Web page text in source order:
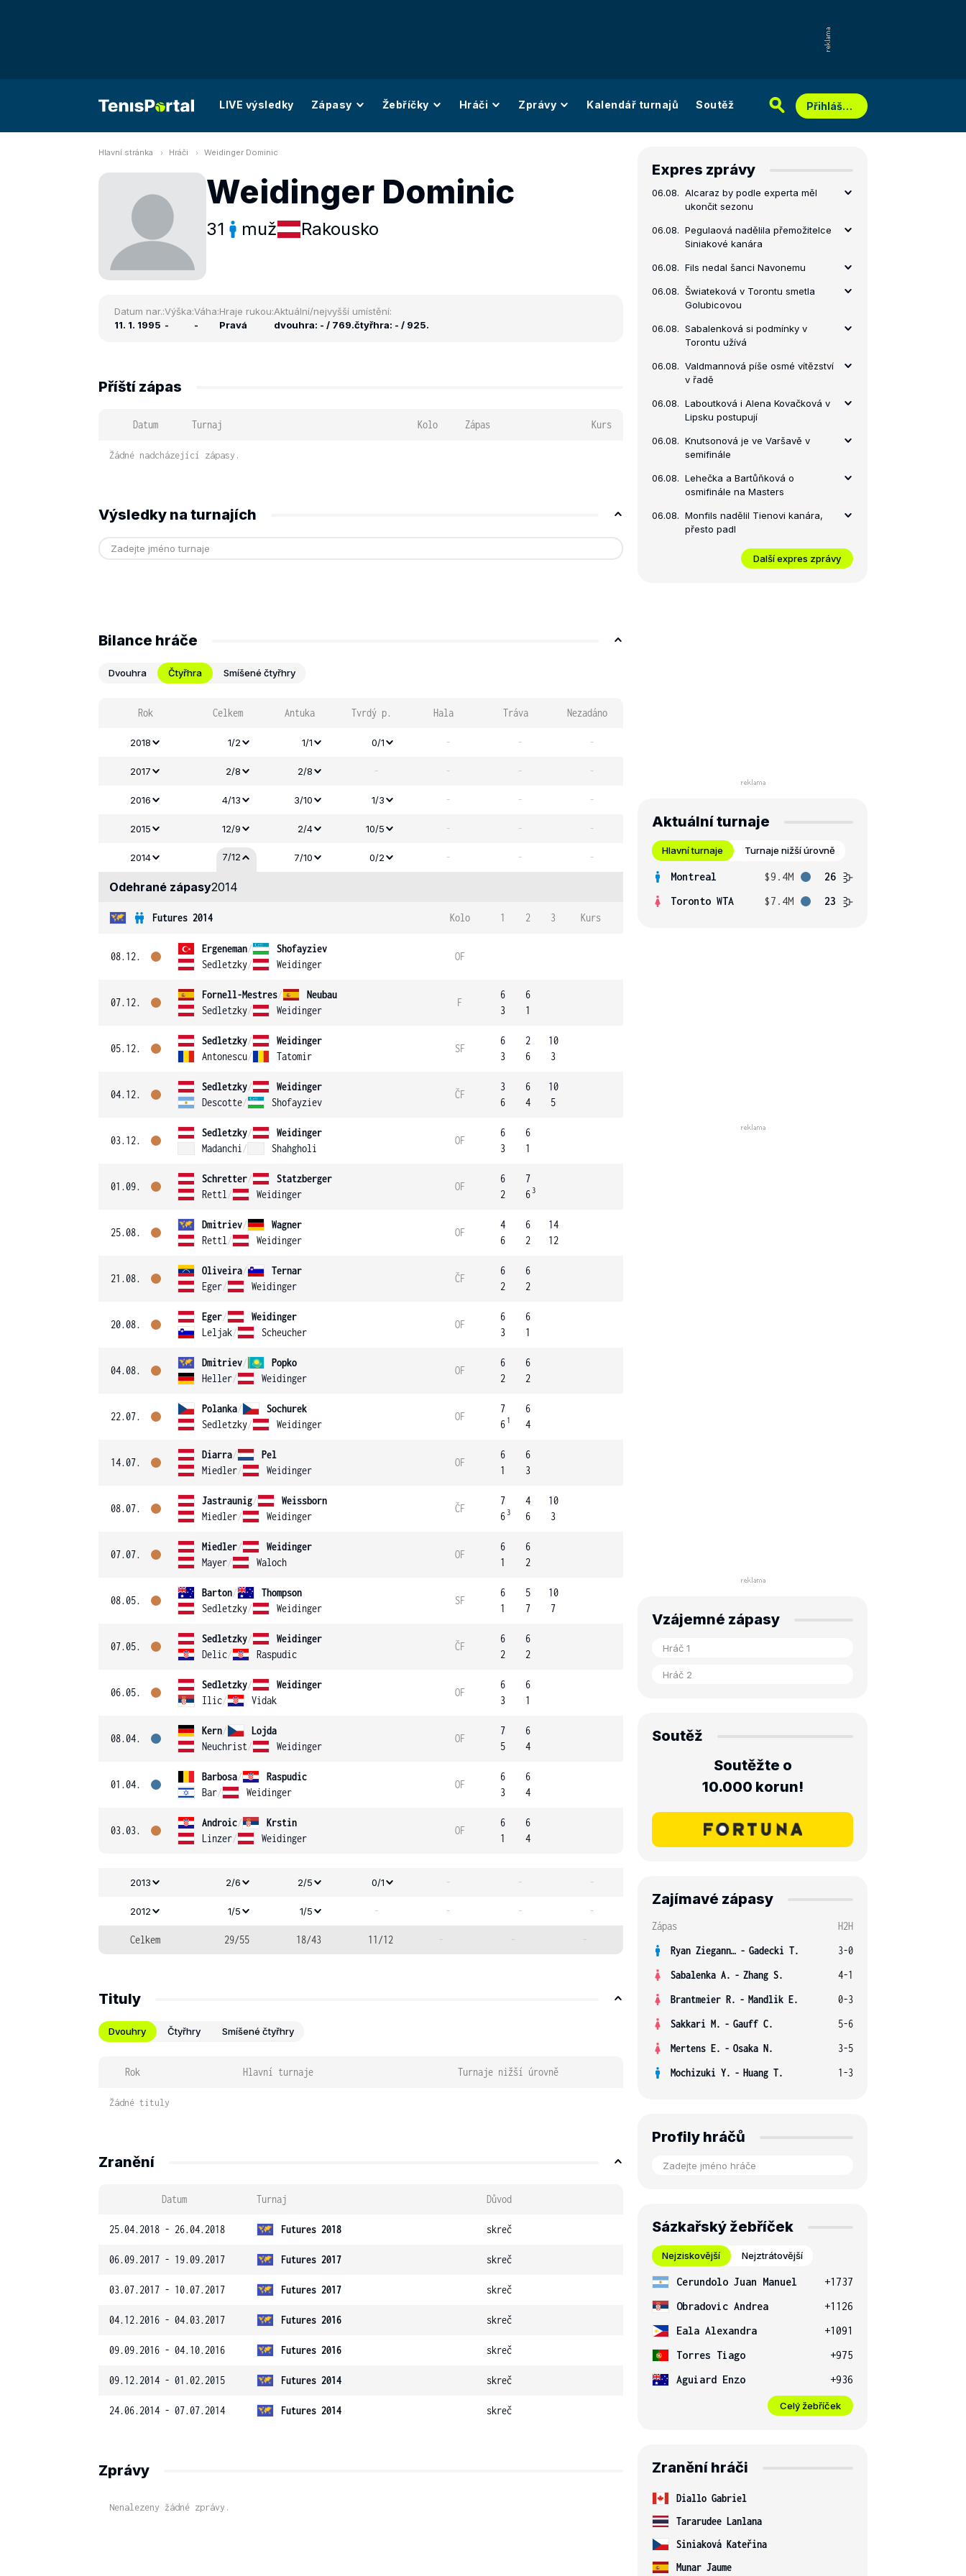
LIVE výsledky Zápasy Žebříčky Hráči Zprávy Kalendář turnajů Soutěž Přihlášení
Hlavní stránka Hráči Weidinger Dominic
Weidinger Dominic
31 muž Rakousko
Datum nar.:
11. 1. 1995
Výška:
-
Váha:
-
Hraje rukou:
Pravá
Aktuální/nejvyšší umístění:
dvouhra: - / 769.čtyřhra: - / 925.
Příští zápas
Datum Turnaj Kolo Zápas Kurs
Žádné nadcházející zápasy.
Výsledky na turnajích
Bilance hráče
Dvouhra Čtyřhra Smíšené čtyřhry
Rok Celkem Antuka Tvrdý p. Hala Tráva Nezadáno
2018 1/2 1/1 0/1 - - -
2017 2/8 2/8 - - - -
2016 4/13 3/10 1/3 - - -
2015 12/9 2/4 10/5 - - -
2014 7/12 7/10 0/2 - - -
Odehrané zápasy2014
Futures 2014 Kolo 1 2 3 Kurs
08.12.
Ergeneman/
Shofayziev
Sedletzky/ Weidinger
OF
07.12.
Fornell-Mestres/
Neubau
Sedletzky/ Weidinger
F
6
3
6
1
05.12.
Sedletzky/
Weidinger
Antonescu/ Tatomir
SF
6
3
2
6
10
3
04.12.
Sedletzky/
Weidinger
Descotte/ Shofayziev
ČF
3
6
6
4
10
5
03.12.
Sedletzky/
Weidinger
Madanchi / Shahgholi
OF
6
3
6
1
01.09.
Schretter/
Statzberger
Rettl / Weidinger
OF
6
2
7
6 3
25.08.
Dmitriev/
Wagner
Rettl / Weidinger
OF
4
6
6
2
14
12
21.08.
Oliveira/
Ternar
Eger/ Weidinger
ČF
6
2
6
2
20.08.
Eger/
Weidinger
Leljak/ Scheucher
OF
6
3
6
1
04.08.
Dmitriev/
Popko
Heller/ Weidinger
OF
6
2
6
2
22.07.
Polanka/
Sochurek
Sedletzky/ Weidinger
OF
7
6 1
6
4
14.07.
Diarra/
Pel
Miedler/ Weidinger
OF
6
1
6
3
08.07.
Jastraunig/
Weissborn
Miedler/ Weidinger
ČF
7
6 3
4
6
10
3
07.07.
Miedler/
Weidinger
Mayer/ Waloch
OF
6
1
6
2
08.05.
Barton/
Thompson
Sedletzky/ Weidinger
SF
6
1
5
7
10
7
07.05.
Sedletzky/
Weidinger
Delic/ Raspudic
ČF
6
2
6
2
06.05.
Sedletzky/
Weidinger
Ilic/ Vidak
OF
6
3
6
1
08.04.
Kern/
Lojda
Neuchrist/ Weidinger
OF
7
5
6
4
01.04.
Barbosa/
Raspudic
Bar/ Weidinger
OF
6
3
6
4
03.03.
Androic/
Krstin
Linzer/ Weidinger
OF
6
1
6
4
2013 2/6 2/5 0/1 - - -
2012 1/5 1/5 - - - -
Celkem 29/55 18/43 11/12 - - -
Tituly
Dvouhry Čtyřhry Smíšené čtyřhry
Rok Hlavní turnaje Turnaje nižší úrovně
Žádné tituly
Zranění
Datum Turnaj Důvod
25.04.2018 - 26.04.2018 Futures 2018 skreč
06.09.2017 - 19.09.2017 Futures 2017 skreč
03.07.2017 - 10.07.2017 Futures 2017 skreč
04.12.2016 - 04.03.2017 Futures 2016 skreč
09.09.2016 - 04.10.2016 Futures 2016 skreč
09.12.2014 - 01.02.2015 Futures 2014 skreč
24.06.2014 - 07.07.2014 Futures 2014 skreč
Zprávy
Nenalezeny žádné zprávy.
Expres zprávy
06.08. Alcaraz by podle experta měl
ukončit sezonu
06.08. Pegulaová nadělila přemožitelce
Siniakové kanára
06.08. Fils nedal šanci Navonemu
06.08. Šwiateková v Torontu smetla
Golubicovou
06.08. Sabalenková si podmínky v
Torontu užívá
06.08. Valdmannová píše osmé vítězství
v řadě
06.08. Laboutková i Alena Kovačková v
Lipsku postupují
06.08. Knutsonová je ve Varšavě v
semifinále
06.08. Lehečka a Bartůňková o
osmifinále na Masters
06.08. Monfils nadělil Tienovi kanára,
přesto padl
Další expres zprávy
Aktuální turnaje
Hlavní turnaje Turnaje nižší úrovně
Montreal $9.4M
26
Toronto WTA
$7.4M 23
Vzájemné zápasy
Soutěž
Soutěžte o
10.000 korun!
Zajímavé zápasy
Zápas
H2H
Ryan Ziegann S. - Gadecki T.
3-0
Sabalenka A. - Zhang S.
4-1
Brantmeier R. - Mandlik E.
0-3
Sakkari M. - Gauff C.
5-6
Mertens E. - Osaka N.
3-5
Mochizuki Y. - Huang T. 1-3
Profily hráčů
Sázkařský žebříček
Nejziskovější Nejztrátovější
Cerundolo Juan Manuel
+1737
Obradovic Andrea
+1126
Eala Alexandra
+1091
Torres Tiago
+975
Aguiard Enzo
+936
Celý žebříček
Zranění hráči
Diallo Gabriel
Tararudee Lanlana
Siniaková Kateřina
Munar Jaume